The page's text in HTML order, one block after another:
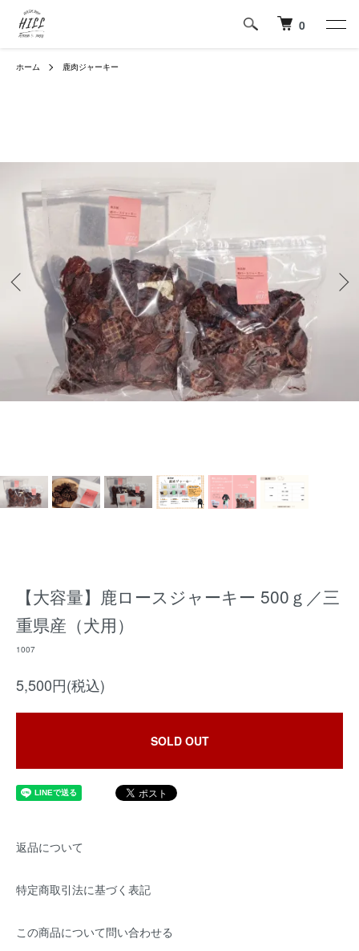
0
ホーム 鹿肉ジャーキー
【大容量】鹿ロースジャーキー 500ｇ／三
重県産（犬用）
1007
5,500円(税込)
SOLD OUT
返品について
特定商取引法に基づく表記
この商品について問い合わせる